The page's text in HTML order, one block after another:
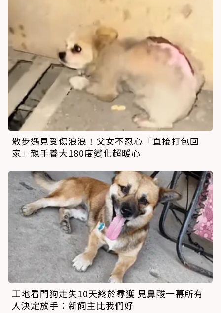
散步遇見受傷浪浪！父女不忍心「直接打包回
家」親手養大180度變化超暖心
工地看門狗走失10天終於尋獲 見鼻酸一幕所有
人決定放手：新飼主比我們好